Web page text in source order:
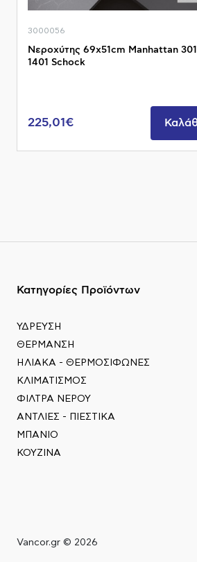
3000056
Νεροχύτης 69x51cm Manhattan
1401 Schock
225,01€
Κατηγορίες Προϊόντων
ΥΔΡΕΥΣΗ
ΘΕΡΜΑΝΣΗ
ΗΛΙΑΚΑ - ΘΕΡΜΟΣΙΦΩΝΕΣ
ΚΛΙΜΑΤΙΣΜΟΣ
ΦΙΛΤΡΑ ΝΕΡΟΥ
ΑΝΤΛΙΕΣ - ΠΙΕΣΤΙΚΑ
ΜΠΑΝΙΟ
ΚΟΥΖΙΝΑ
Vancor.gr © 2026